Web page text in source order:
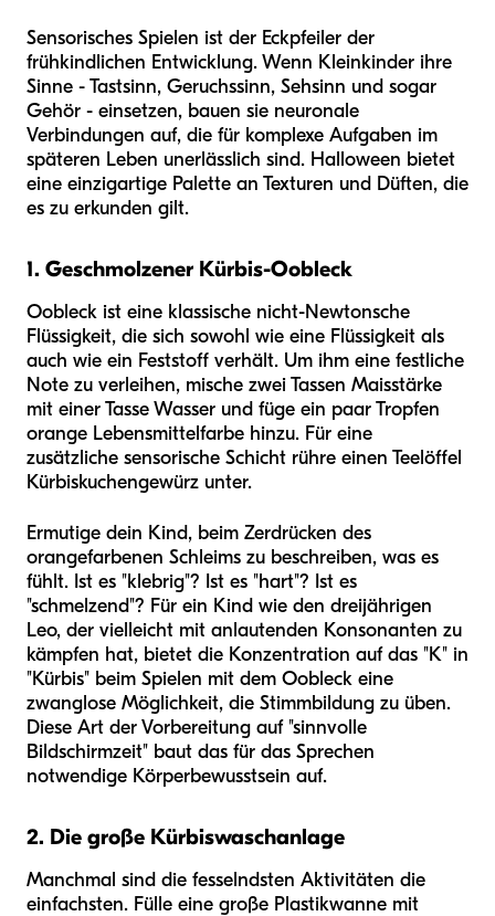
Sensorisches Spielen ist der Eckpfeiler der
frühkindlichen Entwicklung. Wenn Kleinkinder ihre
Sinne - Tastsinn, Geruchssinn, Sehsinn und sogar
Gehör - einsetzen, bauen sie neuronale
Verbindungen auf, die für komplexe Aufgaben im
späteren Leben unerlässlich sind. Halloween bietet
eine einzigartige Palette an Texturen und Düften, die
es zu erkunden gilt.
1. Geschmolzener Kürbis-Oobleck
Oobleck ist eine klassische nicht-Newtonsche
Flüssigkeit, die sich sowohl wie eine Flüssigkeit als
auch wie ein Feststoff verhält. Um ihm eine festliche
Note zu verleihen, mische zwei Tassen Maisstärke
mit einer Tasse Wasser und füge ein paar Tropfen
orange Lebensmittelfarbe hinzu. Für eine
zusätzliche sensorische Schicht rühre einen Teelöffel
Kürbiskuchengewürz unter.
Ermutige dein Kind, beim Zerdrücken des
orangefarbenen Schleims zu beschreiben, was es
fühlt. Ist es "klebrig"? Ist es "hart"? Ist es
"schmelzend"? Für ein Kind wie den dreijährigen
Leo, der vielleicht mit anlautenden Konsonanten zu
kämpfen hat, bietet die Konzentration auf das "K" in
"Kürbis" beim Spielen mit dem Oobleck eine
zwanglose Möglichkeit, die Stimmbildung zu üben.
Diese Art der Vorbereitung auf "sinnvolle
Bildschirmzeit" baut das für das Sprechen
notwendige Körperbewusstsein auf.
2. Die große Kürbiswaschanlage
Manchmal sind die fesselndsten Aktivitäten die
einfachsten. Fülle eine große Plastikwanne mit